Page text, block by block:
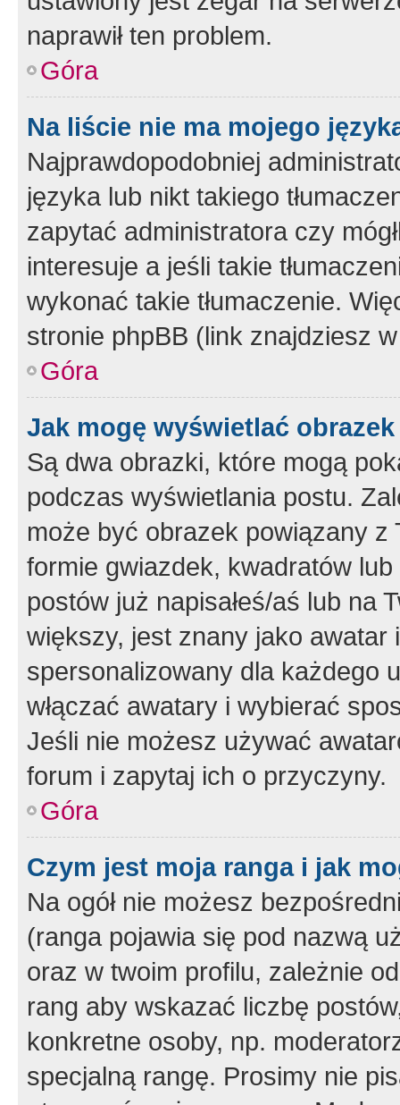
naprawił ten problem.
Góra
Na liście nie ma mojego
Najprawdopodobniej
języka lub nikt takiego
zapytać administratora czy
interesuje a jeśli takie
wykonać takie tłumaczenie.
stronie phpBB (link znajdziesz
Góra
Jak mogę wyświetlać
Są dwa obrazki, które mogą
podczas wyświetlania postu.
może być obrazek powiązany z
formie gwiazdek, kwadratów
postów już napisałeś/aś lub na
większy, jest znany jako
spersonalizowany dla każdego
włączać awatary i wybierać
Jeśli nie możesz używać
forum i zapytaj ich o przyczyny.
Góra
Czym jest moja ranga i jak
Na ogół nie możesz
(ranga pojawia się pod nazwą
oraz w twoim profilu, zależnie
rang aby wskazać liczbę
konkretne osoby, np.
specjalną rangę. Prosimy nie